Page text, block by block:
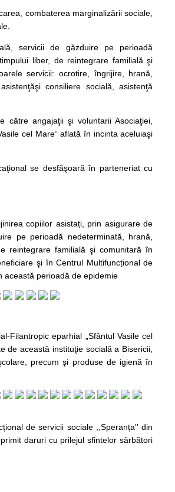
combaterea marginalizării sociale,
servicii de găzduire pe perioadă
liber, de reintegrare familială şi
servicii: ocrotire, îngrijire, hrană,
consiliere socială, asistenţă
către angajaţii şi voluntarii Asociaţiei,
cel Mare“ aflată în incinta aceluiaşi
se desfăşoară în parteneriat cu
copiilor asistați, prin asigurare de
pe perioadă nedeterminată, hrană,
reintegrare familială şi comunitară în
şi în Centrul Multifuncțional de
această perioadă de epidemie
Filantropic eparhial „Sfântul Vasile cel
de această instituţie socială a Bisericii,
precum şi produse de igienă în
de servicii sociale ,,Speranța'' din
daruri cu prilejul sfintelor sărbători